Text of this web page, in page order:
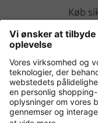
Køb
Flere webshops
Danmark